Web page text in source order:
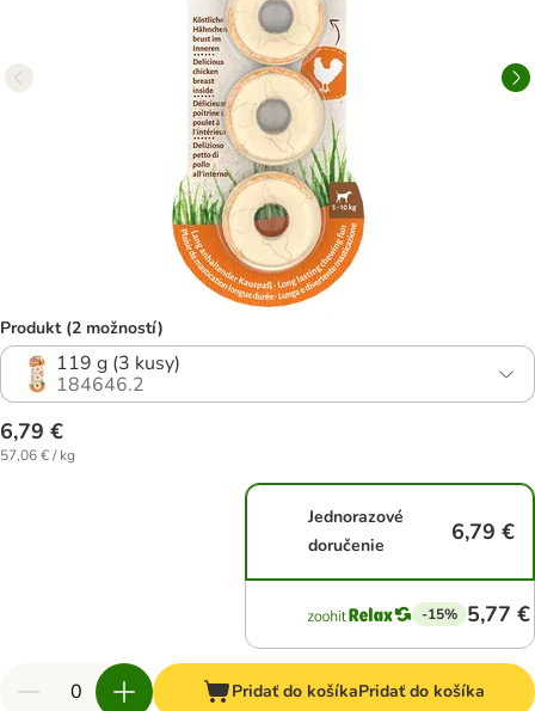
Produkt (2 možností)
119 g (3 kusy)
184646.2
6,79 €
57,06 € / kg
Jednorazové
doručenie
6,79 €
-15% 5,77 €
Pridať do košíkaPridať do košíka